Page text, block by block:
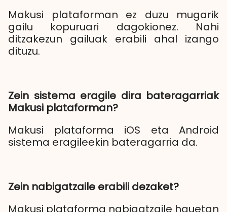
Makusi plataforman ez duzu mugarik
gailu kopuruari dagokionez. Nahi
ditzakezun gailuak erabili ahal izango
dituzu.
Zein sistema eragile dira bateragarriak
Makusi plataforman?
Makusi plataforma iOS eta Android
sistema eragileekin bateragarria da.
Zein nabigatzaile erabili dezaket?
Makusi plataforma nabigatzaile hauetan